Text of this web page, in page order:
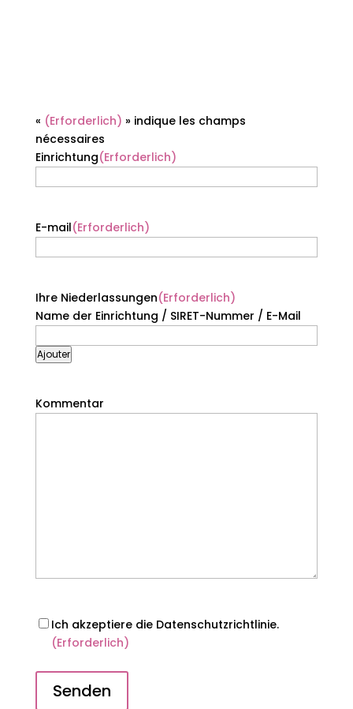
« (Erforderlich) » indique les champs
nécessaires
Einrichtung(Erforderlich)
E-mail(Erforderlich)
Ihre Niederlassungen(Erforderlich)
Name der Einrichtung / SIRET-Nummer / E-Mail
Ajouter
Kommentar
RGPD(Erforderlich)
Ich akzeptiere die Datenschutzrichtlinie.
(Erforderlich)
Senden